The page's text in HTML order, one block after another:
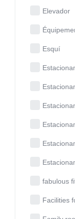
Elevador
Esquí
fabulous
Facilities